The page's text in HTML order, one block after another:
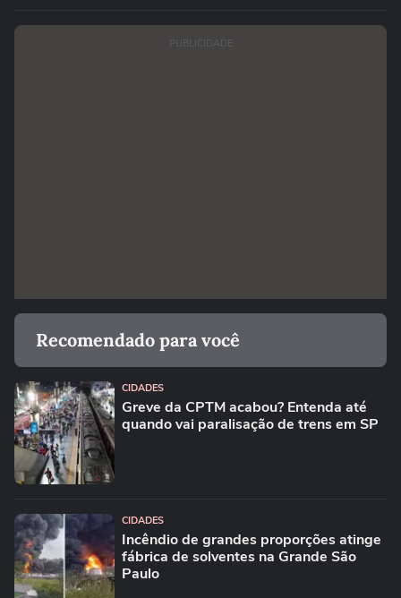
PUBLICIDADE
Recomendado para você
CIDADES
Greve da CPTM acabou? Entenda até
quando vai paralisação de trens em SP
CIDADES
Incêndio de grandes proporções atinge
fábrica de solventes na Grande São
Paulo